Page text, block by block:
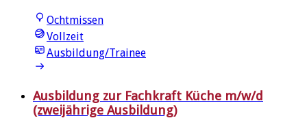
Ochtmissen
Vollzeit
Ausbildung/Trainee
Ausbildung zur Fachkraft Küche m/w/d
(zweijährige Ausbildung)